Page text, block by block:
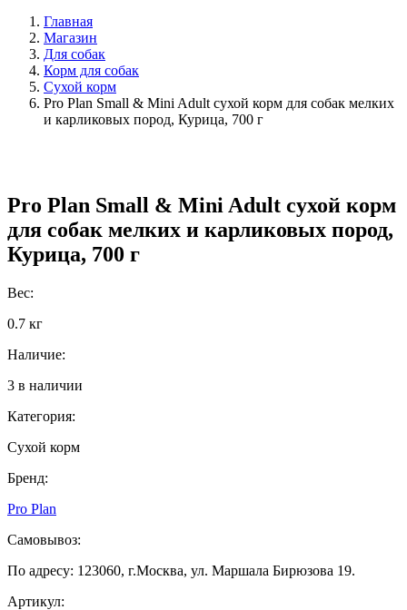
Главная
Магазин
Для собак
Корм для собак
Сухой корм
Pro Plan Small & Mini Adult сухой корм для собак мелких
и карликовых пород, Курица, 700 г
Pro Plan Small & Mini Adult сухой корм
для собак мелких и карликовых пород,
Курица, 700 г
Вес:
0.7 кг
Наличие:
3 в наличии
Категория:
Сухой корм
Бренд:
Pro Plan
Самовывоз:
По адресу: 123060, г.Москва, ул. Маршала Бирюзова 19.
Артикул: